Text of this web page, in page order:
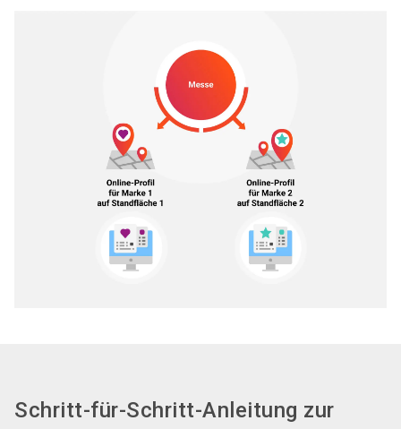
Schritt-für-Schritt-Anleitung zur